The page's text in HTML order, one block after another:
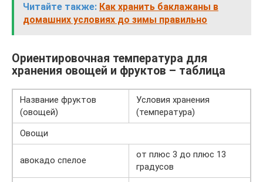
Читайте также: Как хранить баклажаны в
домашних условиях до зимы правильно
Ориентировочная температура для
хранения овощей и фруктов – таблица
Название фруктов
(овощей)
Условия хранения
(температура)
Овощи
авокадо спелое
от плюс 3 до плюс 13
градусов